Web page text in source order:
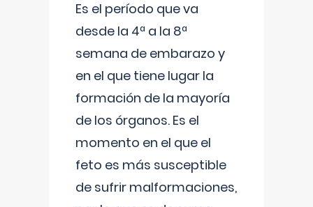
Es el período que va
desde la 4ª a la 8ª
semana de embarazo y
en el que tiene lugar la
formación de la mayoría
de los órganos. Es el
momento en el que el
feto es más susceptible
de sufrir malformaciones,